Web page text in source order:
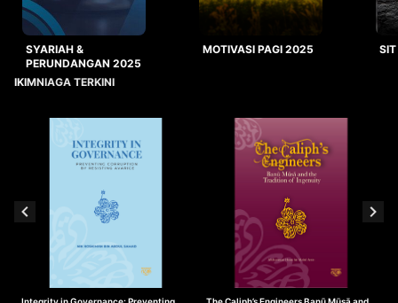
SYARIAH &
PERUNDANGAN 2025
MOTIVASI PAGI 2025
IKIMNIAGA TERKINI